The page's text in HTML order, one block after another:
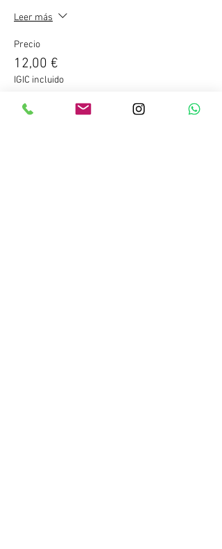
Leer más
Precio
12,00 €
IGIC incluido